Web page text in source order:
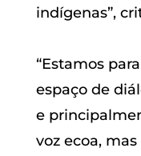
indígenas”,
“Estamos
espaço de
e
voz ecoa,